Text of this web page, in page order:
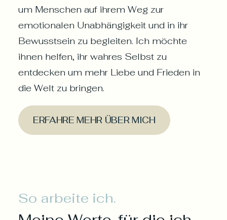
um Menschen auf ihrem Weg zur
emotionalen Unabhängigkeit und in ihr
Bewusstsein zu begleiten. Ich möchte
ihnen helfen, ihr wahres Selbst zu
entdecken um mehr Liebe und Frieden in
die Welt zu bringen.
ERFAHRE MEHR ÜBER MICH
So arbeite ich.